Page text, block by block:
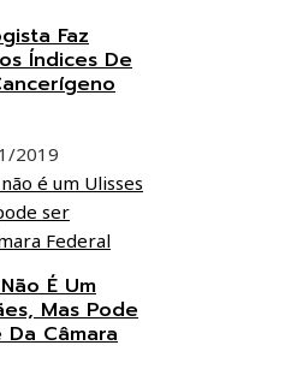
Faz
Índices De
2019
É Um
Mas Pode
Câmara